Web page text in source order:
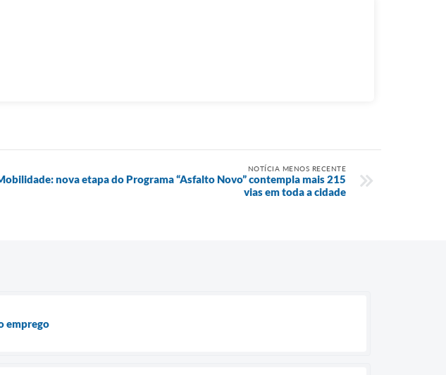
NOTÍCIA MENOS RECENTE
nova etapa do Programa “Asfalto Novo” contempla mais 215
vias em toda a cidade
emprego